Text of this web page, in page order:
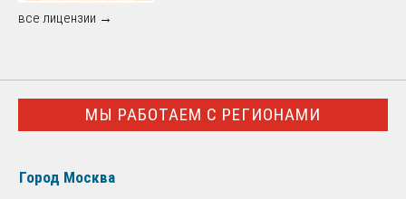
все лицензии →
МЫ РАБОТАЕМ С РЕГИОНАМИ
Город Москва